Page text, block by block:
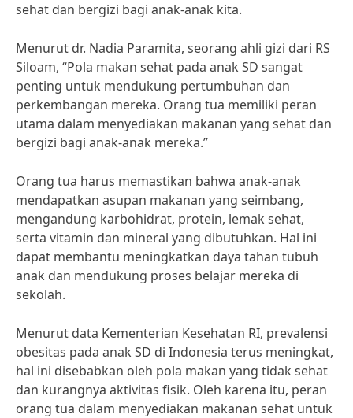
sehat dan bergizi bagi anak-anak kita.
Menurut dr. Nadia Paramita, seorang ahli gizi dari RS
Siloam, “Pola makan sehat pada anak SD sangat
penting untuk mendukung pertumbuhan dan
perkembangan mereka. Orang tua memiliki peran
utama dalam menyediakan makanan yang sehat dan
bergizi bagi anak-anak mereka.”
Orang tua harus memastikan bahwa anak-anak
mendapatkan asupan makanan yang seimbang,
mengandung karbohidrat, protein, lemak sehat,
serta vitamin dan mineral yang dibutuhkan. Hal ini
dapat membantu meningkatkan daya tahan tubuh
anak dan mendukung proses belajar mereka di
sekolah.
Menurut data Kementerian Kesehatan RI, prevalensi
obesitas pada anak SD di Indonesia terus meningkat,
hal ini disebabkan oleh pola makan yang tidak sehat
dan kurangnya aktivitas fisik. Oleh karena itu, peran
orang tua dalam menyediakan makanan sehat untuk